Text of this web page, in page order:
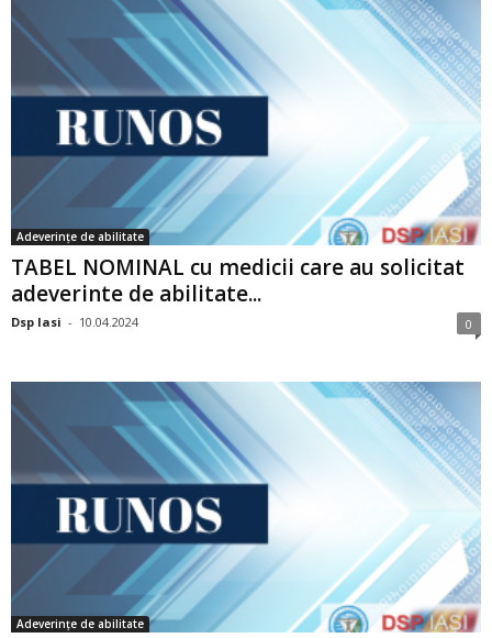
Adeverințe de abilitate
TABEL NOMINAL cu medicii care au solicitat
adeverinte de abilitate...
Dsp Iasi - 10.04.2024 0
Adeverințe de abilitate